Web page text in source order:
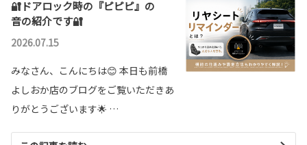
🔐ドアロック時の『ピピピ』の
音の紹介です🔐
2026.07.15
みなさん、こんにちは😊 本日も前橋
よしおか店のブログをご覧いただきあ
りがとうございます🌟 …